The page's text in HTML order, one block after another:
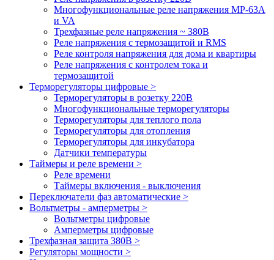
Многофункциональные реле напряжения МР-63А
и VA
Трехфазные реле напряжения ~ 380В
Реле напряжения с термозащитой и RMS
Реле контроля напряжения для дома и квартиры
Реле напряжения с контролем тока и
термозащитой
Терморегуляторы цифровые >
Терморегуляторы в розетку 220В
Многофункциональные терморегуляторы
Терморегуляторы для теплого пола
Терморегуляторы для отопления
Терморегуляторы для инкубатора
Датчики температуры
Таймеры и реле времени >
Реле времени
Таймеры включения - выключения
Переключатели фаз автоматические >
Вольтметры - амперметры >
Вольтметры цифровые
Амперметры цифровые
Трехфазная защита 380В >
Регуляторы мощности >